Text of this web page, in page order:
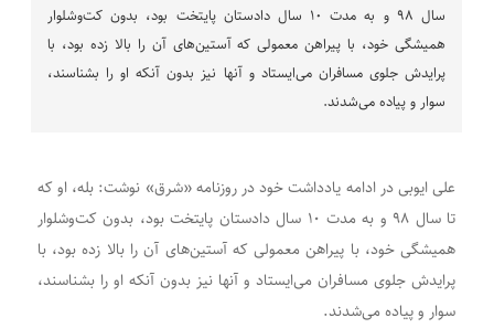
سال ۹۸ و به مدت ۱۰ سال دادستان پایتخت بود، بدون کت‌وشلوار
همیشگی خود، با پیراهن معمولی که آستین‌های آن را بالا زده بود، با
پرایدش جلوی مسافران می‌ایستاد و آنها نیز بدون آنکه او را بشناسند،
سوار و پیاده می‌شدند.
علی ایوبی در ادامه یادداشت خود در روزنامه «شرق» نوشت: بله، او که
تا سال ۹۸ و به مدت ۱۰ سال دادستان پایتخت بود، بدون کت‌وشلوار
همیشگی خود، با پیراهن معمولی که آستین‌های آن را بالا زده بود، با
پرایدش جلوی مسافران می‌ایستاد و آنها نیز بدون آنکه او را بشناسند،
سوار و پیاده می‌شدند.